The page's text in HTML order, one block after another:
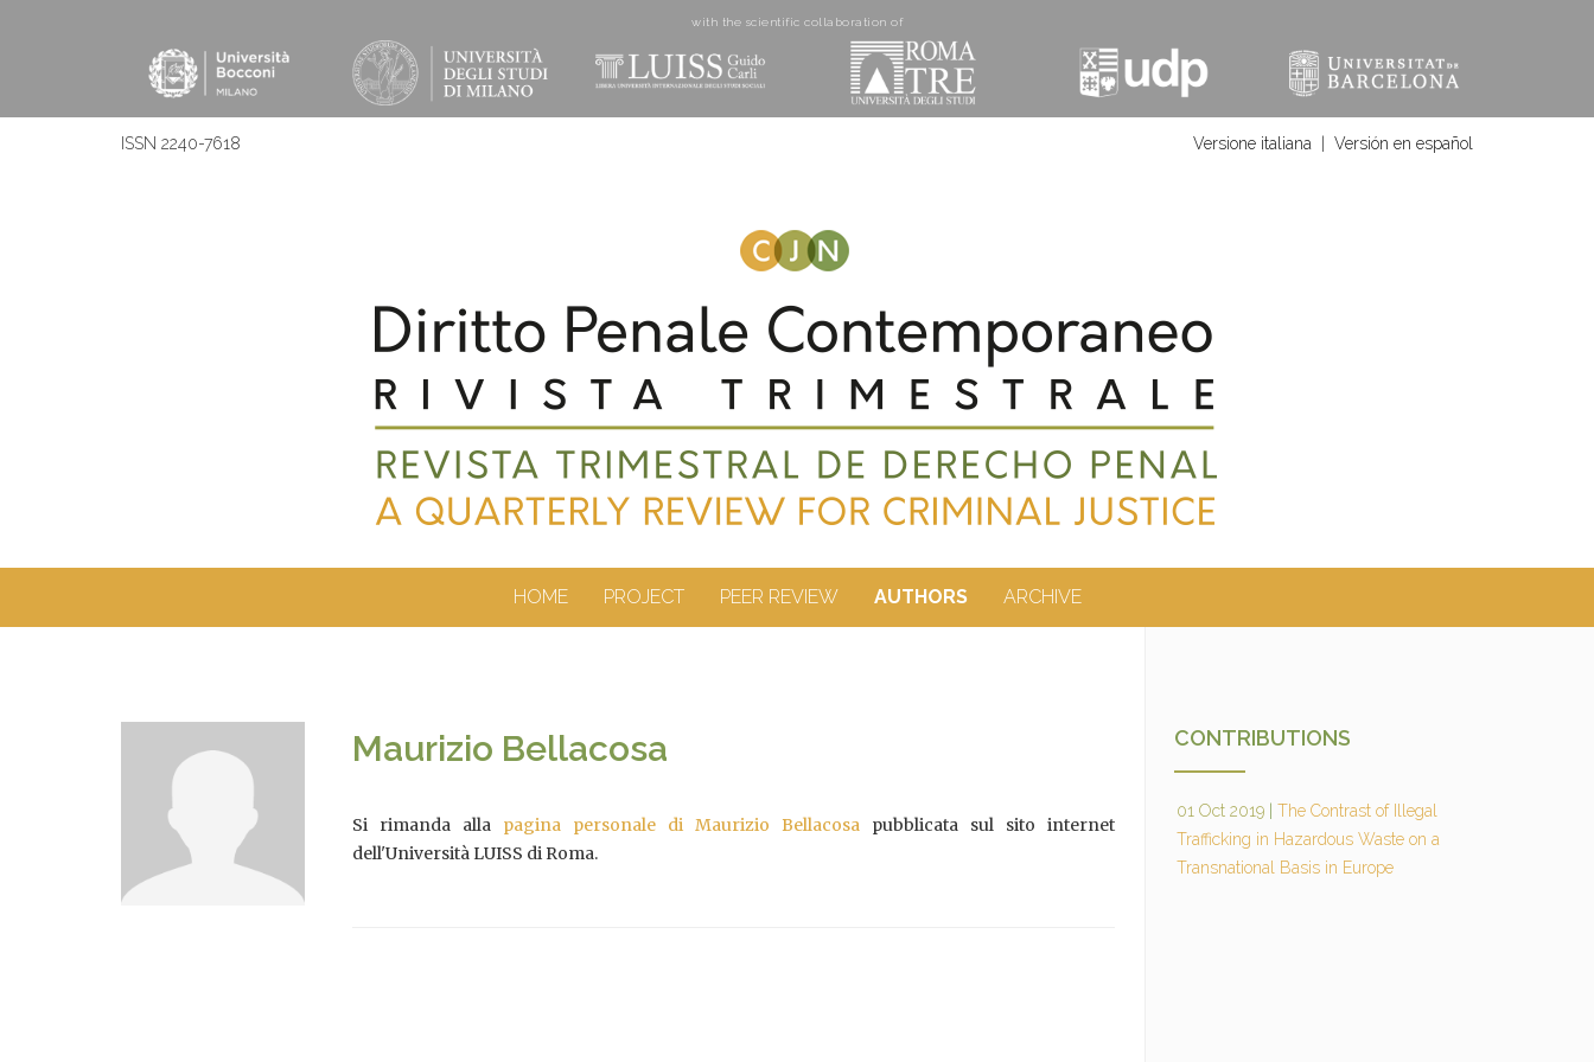
with the scientific collaboration of
ISSN 2240-7618 Versione italiana Versión en español
HOME PROJECT PEER REVIEW AUTHORS ARCHIVE
Maurizio Bellacosa
Si rimanda alla pagina personale di Maurizio Bellacosa pubblicata sul sito internet
dell'Università LUISS di Roma.
CONTRIBUTIONS
01 Oct 2019
The Contrast of Illegal
Trafficking in Hazardous Waste on a
Transnational Basis in Europe